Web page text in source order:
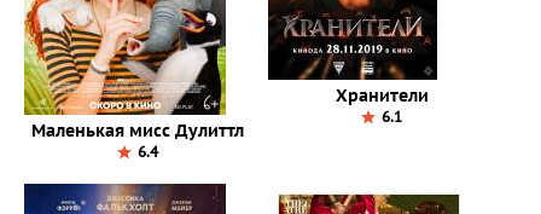
Маленькая мисс Дулиттл
6.4
Хранители
6.1